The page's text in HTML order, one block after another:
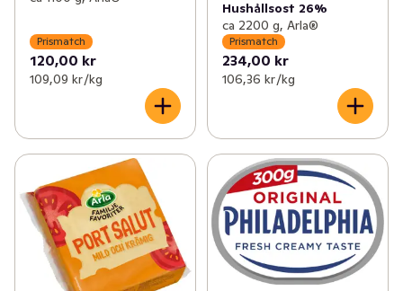
Prismatch
120,00 kr
109,09 kr /kg
Hushållsost 26%
ca 2200 g, Arla®
Prismatch
234,00 kr
106,36 kr /kg